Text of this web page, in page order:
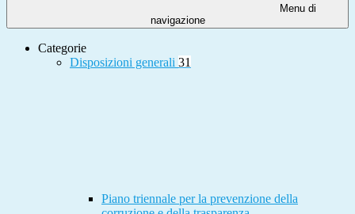
Menu di
navigazione
Categorie
Disposizioni generali 31
Piano triennale per la prevenzione della